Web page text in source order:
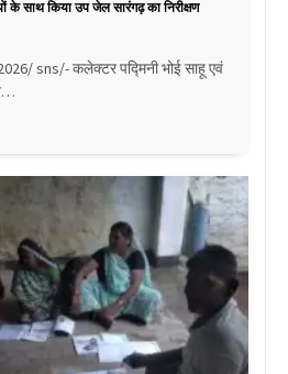
साथ किया उप जेल सारंगढ़ का निरीक्षण
sns/- कलेक्टर पद्मिनी भोई साहू एवं